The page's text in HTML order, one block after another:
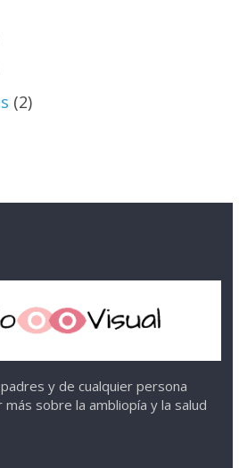
(2)
y de cualquier persona
sobre la ambliopía y la salud